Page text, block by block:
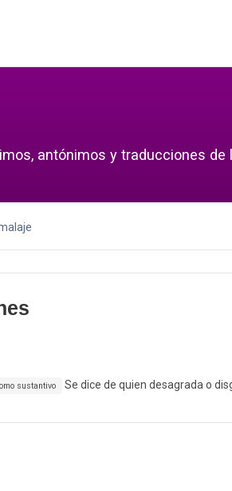
antónimos y traducciones de
sustantivo Se dice de quien desagrada o